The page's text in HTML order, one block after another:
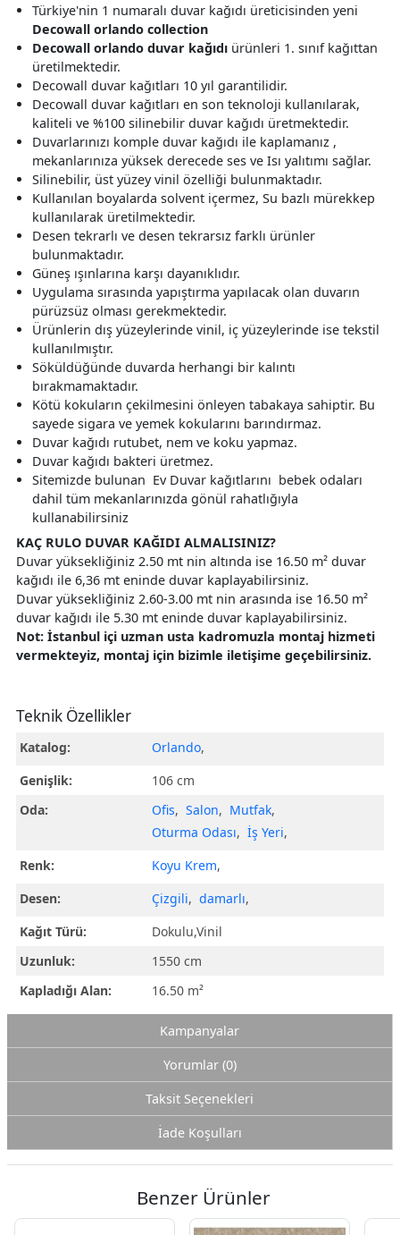
Türkiye'nin 1 numaralı duvar kağıdı üreticisinden yeni
Decowall orlando collection
Decowall orlando duvar kağıdı ürünleri 1. sınıf kağıttan
üretilmektedir.
Decowall duvar kağıtları 10 yıl garantilidir.
Decowall duvar kağıtları en son teknoloji kullanılarak,
kaliteli ve %100 silinebilir duvar kağıdı üretmektedir.
Duvarlarınızı komple duvar kağıdı ile kaplamanız ,
mekanlarınıza yüksek derecede ses ve Isı yalıtımı sağlar.
Silinebilir, üst yüzey vinil özelliği bulunmaktadır.
Kullanılan boyalarda solvent içermez, Su bazlı mürekkep
kullanılarak üretilmektedir.
Desen tekrarlı ve desen tekrarsız farklı ürünler
bulunmaktadır.
Güneş ışınlarına karşı dayanıklıdır.
Uygulama sırasında yapıştırma yapılacak olan duvarın
pürüzsüz olması gerekmektedir.
Ürünlerin dış yüzeylerinde vinil, iç yüzeylerinde ise tekstil
kullanılmıştır.
Söküldüğünde duvarda herhangi bir kalıntı
bırakmamaktadır.
Kötü kokuların çekilmesini önleyen tabakaya sahiptir. Bu
sayede sigara ve yemek kokularını barındırmaz.
Duvar kağıdı rutubet, nem ve koku yapmaz.
Duvar kağıdı bakteri üretmez.
Sitemizde bulunan Ev Duvar kağıtlarını bebek odaları
dahil tüm mekanlarınızda gönül rahatlığıyla
kullanabilirsiniz
KAÇ RULO DUVAR KAĞIDI ALMALISINIZ?
Duvar yüksekliğiniz 2.50 mt nin altında ise 16.50 m² duvar
kağıdı ile 6,36 mt eninde duvar kaplayabilirsiniz.
Duvar yüksekliğiniz 2.60-3.00 mt nin arasında ise 16.50 m²
duvar kağıdı ile 5.30 mt eninde duvar kaplayabilirsiniz.
Not: İstanbul içi uzman usta kadromuzla montaj hizmeti
vermekteyiz, montaj için bizimle iletişime geçebilirsiniz.
Teknik Özellikler
Katalog: Orlando,
Genişlik:
106 cm
Oda:
Ofis, Salon, Mutfak,
Oturma Odası, İş Yeri,
Renk:
Koyu Krem,
Desen:
Çizgili, damarlı,
Kağıt Türü:
Dokulu,Vinil
Uzunluk:
1550 cm
Kapladığı Alan:
16.50 m²
Kampanyalar
Yorumlar (0)
Taksit Seçenekleri
İade Koşulları
Benzer Ürünler